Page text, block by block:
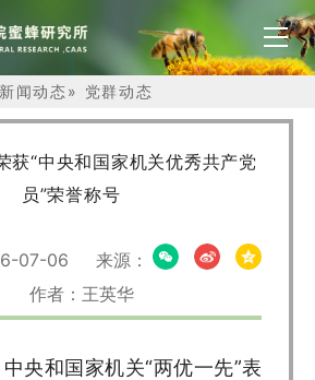
新闻动态» 党群动态
获“中央和国家机关优秀共产党
员”荣誉称号
07-06 来源：
作者：王英华
央和国家机关“两优一先”表